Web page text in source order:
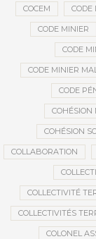
COCEM CODE
CODE MINIER
CODE
CODE MINIER
CODE
COHÉSION
COHÉSION
COLLABORATION
COLLECTIVITÉ
COLLECTIVITÉS
COLONEL